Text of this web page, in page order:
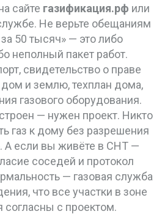
сайте газификация.рф или
Не верьте обещаниям
50 тысяч» — это либо
неполный пакет работ.
свидетельство о праве
дом и землю, техплан дома,
газового оборудования.
— нужен проект. Никто
газ к дому без разрешения
А если вы живёте в СНТ —
соседей и протокол
— газовая служба
что все участки в зоне
согласны с проектом.